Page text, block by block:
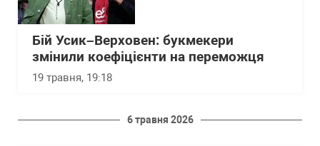
Бій Усик–Верховен: букмекери
змінили коефіцієнти на переможця
19 травня, 19:18
6 травня 2026